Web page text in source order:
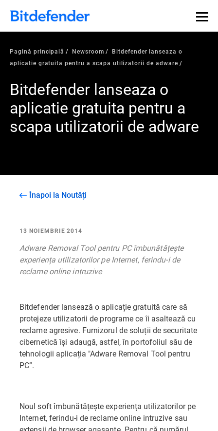
Pagină principală Newsroom
Bitdefender lanseaza o
aplicatie gratuita pentru a scapa utilizatorii de adware
Bitdefender lanseaza o
aplicatie gratuita pentru a
scapa utilizatorii de adware
Înapoi la Noutăți
13 NOIEMBRIE 2014
Adware Removal Tool pentru PC îmbunătățește
experiența utilizatorilor pe Internet, ferindu-i de
reclame online intruzive
Bitdefender lansează o aplicație gratuită care să
protejeze utilizatorii de programe ce îi asaltează cu
reclame agresive. Furnizorul de soluții de securitate
cibernetică își adaugă, astfel, în portofoliul său de
tehnologii aplicația "Adware Removal Tool pentru
PC”.
Noul soft îmbunătățește experiența utilizatorilor pe
Internet, ferindu-i de reclame online intruzive sau